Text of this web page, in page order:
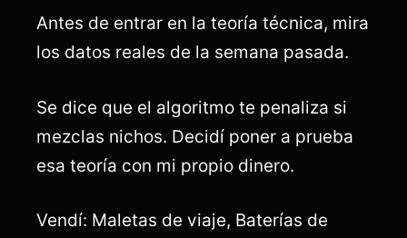
Antes de entrar en la teoría técnica, mira
los datos reales de la semana pasada.
Se dice que el algoritmo te penaliza si
mezclas nichos. Decidí poner a prueba
esa teoría con mi propio dinero.
Vendí: Maletas de viaje, Baterías de